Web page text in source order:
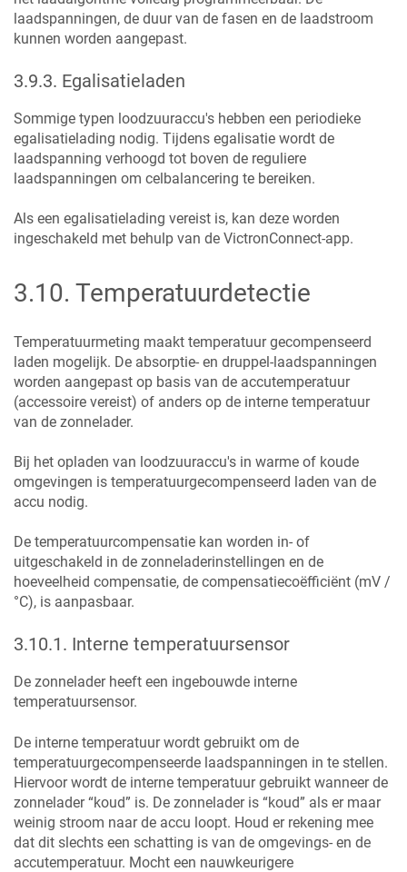
laadspanningen, de duur van de fasen en de laadstroom
kunnen worden aangepast.
3.9.3. Egalisatieladen
Sommige typen loodzuuraccu's hebben een periodieke
egalisatielading nodig. Tijdens egalisatie wordt de
laadspanning verhoogd tot boven de reguliere
laadspanningen om celbalancering te bereiken.
Als een egalisatielading vereist is, kan deze worden
ingeschakeld met behulp van de VictronConnect-app.
3.10. Temperatuurdetectie
Temperatuurmeting maakt temperatuur gecompenseerd
laden mogelijk. De absorptie- en druppel-laadspanningen
worden aangepast op basis van de accutemperatuur
(accessoire vereist) of anders op de interne temperatuur
van de zonnelader.
Bij het opladen van loodzuuraccu's in warme of koude
omgevingen is temperatuurgecompenseerd laden van de
accu nodig.
De temperatuurcompensatie kan worden in- of
uitgeschakeld in de zonneladerinstellingen en de
hoeveelheid compensatie, de compensatiecoëfficiënt (mV /
°C), is aanpasbaar.
3.10.1 . Interne temperatuursensor
De zonnelader heeft een ingebouwde interne
temperatuursensor.
De interne temperatuur wordt gebruikt om de
temperatuurgecompenseerde laadspanningen in te stellen.
Hiervoor wordt de interne temperatuur gebruikt wanneer de
zonnelader “koud” is. De zonnelader is “koud” als er maar
weinig stroom naar de accu loopt. Houd er rekening mee
dat dit slechts een schatting is van de omgevings- en de
accutemperatuur. Mocht een nauwkeurigere